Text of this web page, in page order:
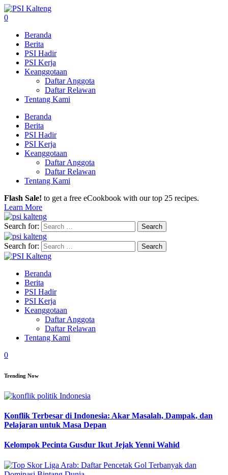
0
Beranda
Berita
PSI Hadir
PSI Kerja
Keanggotaan
Daftar Anggota
Daftar Relawan
Tentang Kami
Beranda
Berita
PSI Hadir
PSI Kerja
Keanggotaan
Daftar Anggota
Daftar Relawan
Tentang Kami
Flash Sale! to get a free eCookbook with our top 25 recipes.
Learn More
Search for:
Search for:
Beranda
Berita
PSI Hadir
PSI Kerja
Keanggotaan
Daftar Anggota
Daftar Relawan
Tentang Kami
0
Trending Now
Konflik Terbesar di Indonesia: Akar Masalah, Dampak, dan
Pelajaran untuk Masa Depan
Kelompok Pecinta Gusdur Ikut Jejak Yenni Wahid